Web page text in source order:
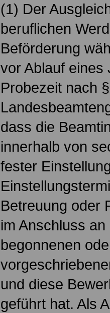
(1) Der
beruflichen
Beförderung
vor Ablauf eines
Probezeit nach
dass die
innerhalb von
fester
Betreuung oder
im Anschluss
begonnenen
und diese
geführt hat. Als